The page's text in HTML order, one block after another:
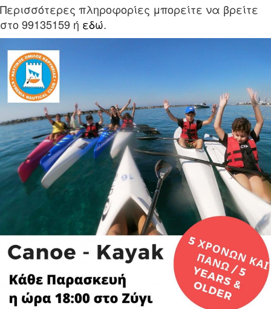
Περισσότερες πληροφορίες μπορείτε να βρείτε
στο 99135159 ή εδώ.